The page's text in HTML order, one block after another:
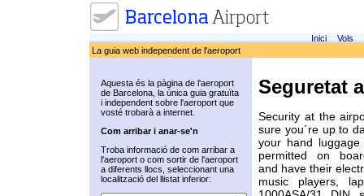
Inici
Vols
La guia web independent de l'aeroport
Aquesta és la pàgina de l'aeroport
de Barcelona, la única guia gratuïta
i independent sobre l'aeroport que
vosté trobarà a internet.
Com arribar i anar-se'n
Troba informació de com arribar a
l'aeroport o com sortir de l'aeroport
a diferents llocs, seleccionant una
localització del llistat inferior:
Seguretat
Security at the
sure you´re up to
your hand
permitted on
and have their
music players,